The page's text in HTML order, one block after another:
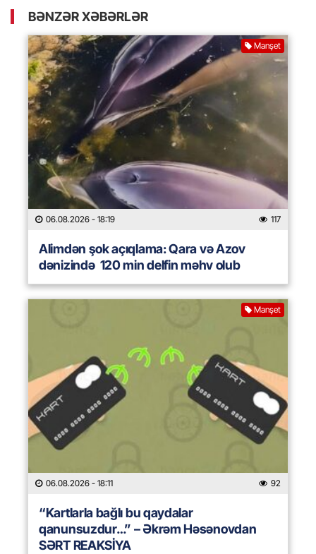
BƏNZƏR XƏBƏRLƏR
Manşet
06.08.2026 - 18:19 117
Alimdən şok açıqlama: Qara və Azov
dənizində 120 min delfin məhv olub
Manşet
06.08.2026 - 18:11 92
“Kartlarla bağlı bu qaydalar
qanunsuzdur…” – Əkrəm Həsənovdan
SƏRT REAKSİYA